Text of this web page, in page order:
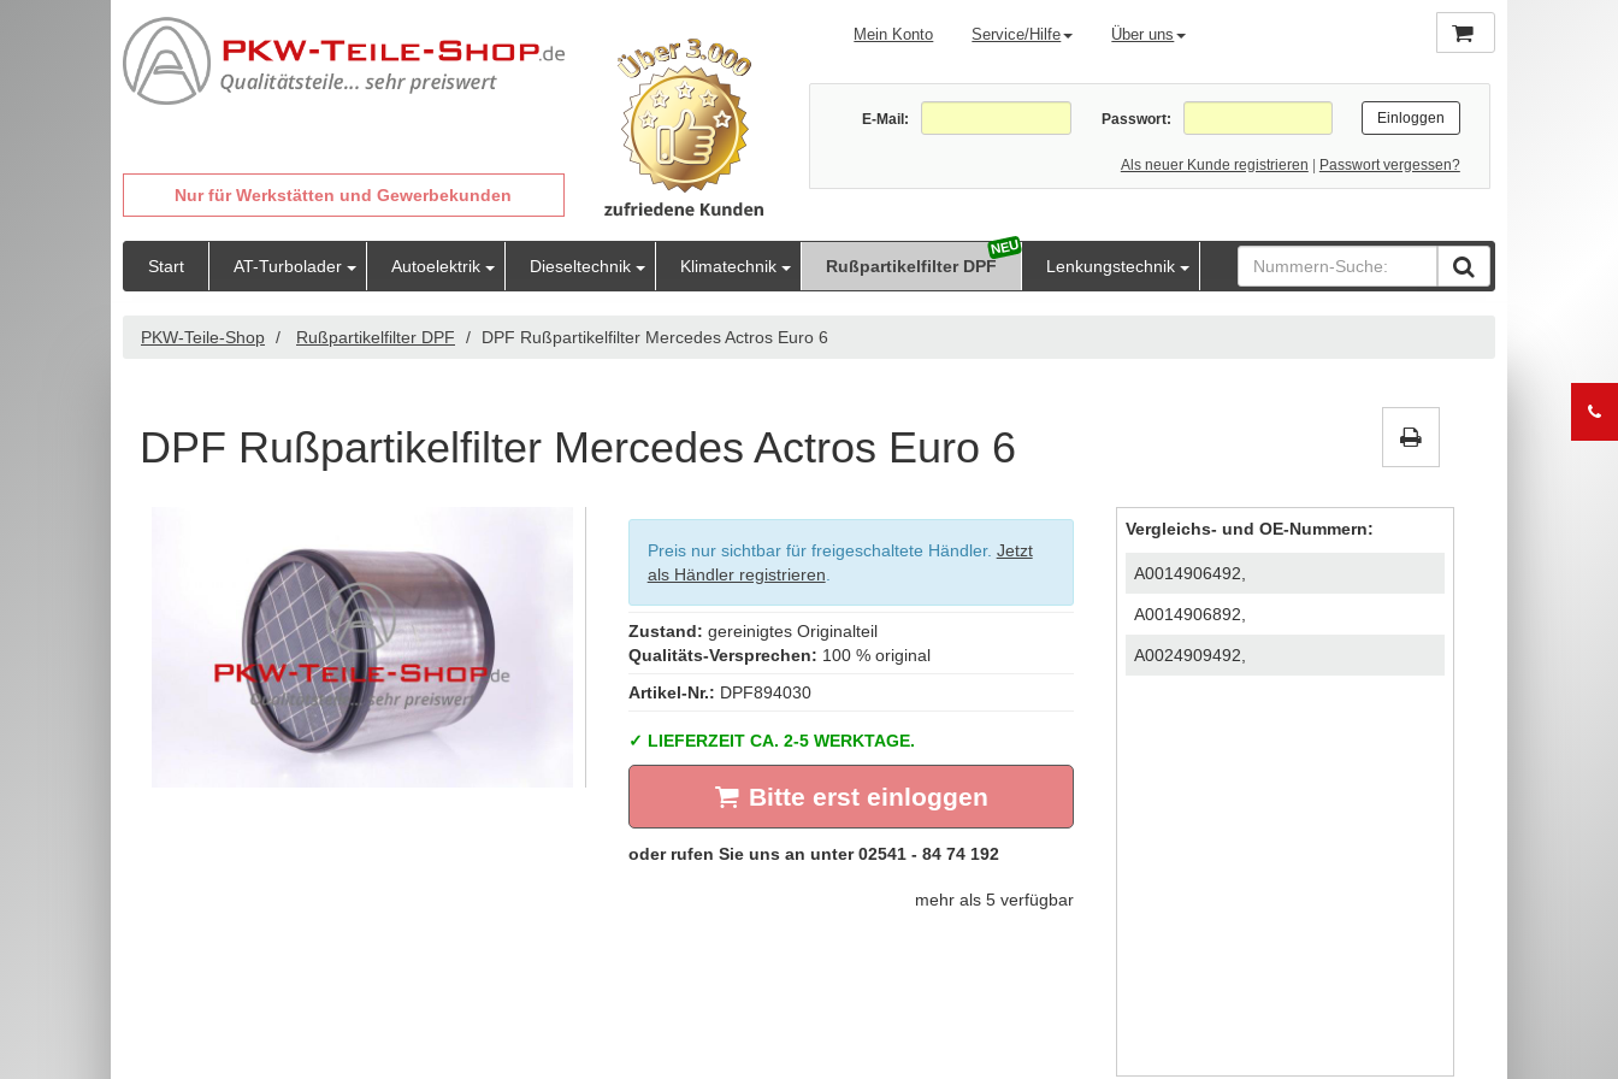
Nur für Werkstätten und Gewerbekunden
Mein Konto Service/Hilfe Über uns
E-Mail: Passwort:
Als neuer Kunde registrieren Passwort vergessen?
Start AT-Turbolader Autoelektrik Dieseltechnik Klimatechnik Rußpartikelfilter DPF Lenkungstechnik
PKW-Teile-Shop Rußpartikelfilter DPF DPF Rußpartikelfilter Mercedes Actros Euro 6
DPF Rußpartikelfilter Mercedes Actros Euro 6
Preis nur sichtbar für freigeschaltete Händler. Jetzt
als Händler registrieren
Zustand: gereinigtes Originalteil
Qualitäts-Versprechen: 100 % original
Artikel-Nr.: DPF894030
LIEFERZEIT CA. 2-5 WERKTAGE.
Bitte erst einloggen
mehr als 5 verfügbar
Vergleichs- und OE-Nummern:
A0014906492,
A0014906892,
A0024909492,